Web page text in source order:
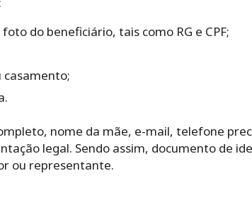
do beneficiário, tais como RG e CPF;
casamento;
nome da mãe, e-mail, telefone
legal. Sendo assim, documento de
ou representante.